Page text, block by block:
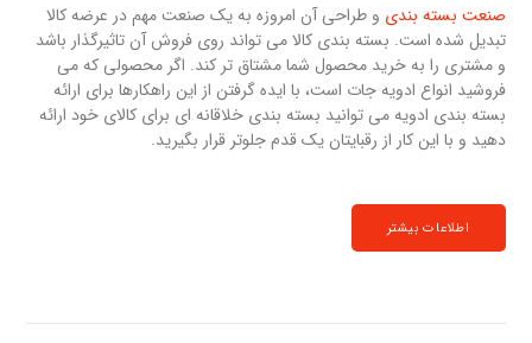
صنعت بسته بندی و طراحی آن امروزه به یک صنعت مهم در عرضه کالا
تبدیل شده است. بسته بندی کالا می تواند روی فروش آن تاثیرگذار باشد
و مشتری را به خرید محصول شما مشتاق تر کند. اگر محصولی که می
فروشید انواع ادویه جات است، با ایده گرفتن از این راهکارها برای ارائه
بسته بندی ادویه می توانید بسته بندی خلاقانه ای برای کالای خود ارائه
دهید و با این کار از رقبایتان یک قدم جلوتر قرار بگیرید.
اطلاعات بیشتر